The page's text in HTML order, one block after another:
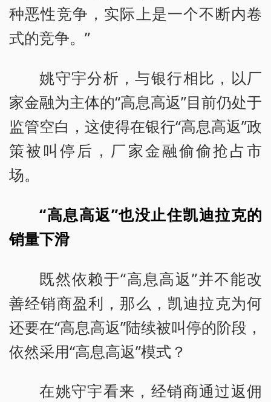
种恶性竞争，实际上是一个不断内卷
式的竞争。”
姚守宇分析，与银行相比，以厂
家金融为主体的“高息高返”目前仍处于
监管空白，这使得在银行“高息高返”政
策被叫停后，厂家金融偷偷抢占市
场。
“高息高返”也没止住凯迪拉克的
销量下滑
既然依赖于“高息高返”并不能改
善经销商盈利，那么，凯迪拉克为何
还要在“高息高返”陆续被叫停的阶段，
依然采用“高息高返”模式？
在姚守宇看来，经销商通过返佣